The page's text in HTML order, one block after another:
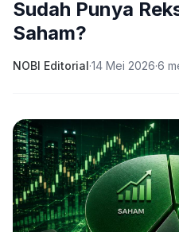
Sudah Punya
Saham?
NOBI Editorial·14 Mei 2026·6